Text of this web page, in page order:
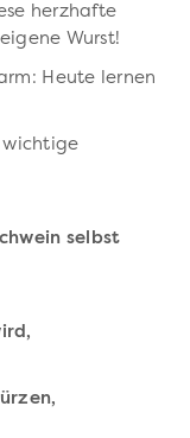
herzhafte
Wurst!
Heute lernen
wichtige
selbst